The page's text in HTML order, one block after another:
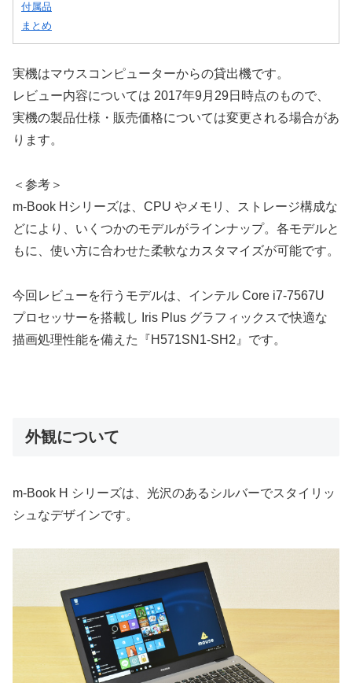
付属品
まとめ
実機はマウスコンピューターからの貸出機です。
レビュー内容については 2017年9月29日時点のもので、
実機の製品仕様・販売価格については変更される場合があ
ります。
＜参考＞
m-Book Hシリーズは、CPU やメモリ、ストレージ構成な
どにより、いくつかのモデルがラインナップ。各モデルと
もに、使い方に合わせた柔軟なカスタマイズが可能です。
今回レビューを行うモデルは、インテル Core i7-7567U
プロセッサーを搭載し Iris Plus グラフィックスで快適な
描画処理性能を備えた『H571SN1-SH2』です。
外観について
m-Book H シリーズは、光沢のあるシルバーでスタイリッ
シュなデザインです。